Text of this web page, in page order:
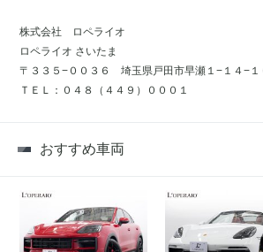
株式会社 ロペライオ
ロペライオ さいたま
〒３３５−００３６ 埼玉県戸田市早瀬１−１４−１
ＴＥＬ：０４８（４４９）０００１
おすすめ車両